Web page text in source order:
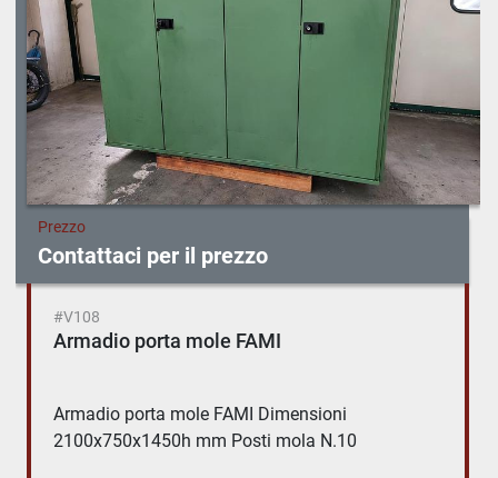
Prezzo
Contattaci per il prezzo
#V108
Armadio porta mole FAMI
Armadio porta mole FAMI Dimensioni
2100x750x1450h mm Posti mola N.10